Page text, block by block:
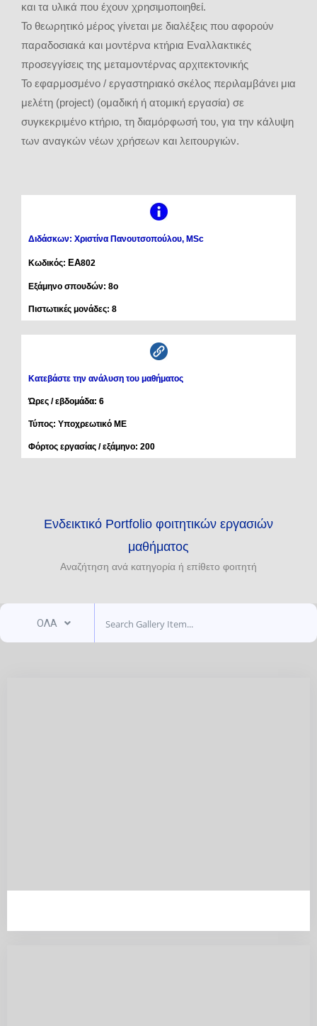
και τα υλικά που έχουν χρησιμοποιηθεί.
Το θεωρητικό μέρος γίνεται με διαλέξεις που αφορούν
παραδοσιακά και μοντέρνα κτήρια Εναλλακτικές
προσεγγίσεις της μεταμοντέρνας αρχιτεκτονικής
Το εφαρμοσμένο / εργαστηριακό σκέλος περιλαμβάνει μια
μελέτη (project) (ομαδική ή ατομική εργασία) σε
συγκεκριμένο κτήριο, τη διαμόρφωσή του, για την κάλυψη
των αναγκών νέων χρήσεων και λειτουργιών.
Διδάσκων: Χριστίνα Πανουτσοπούλου, MSc
Κωδικός: ΕΑ802
Εξάμηνο σπουδών: 8ο
Πιστωτικές μονάδες: 8
Κατεβάστε την ανάλυση του μαθήματος
Ώρες / εβδομάδα: 6
Τύπος: Υποχρεωτικό ΜE
Φόρτος εργασίας / εξάμηνο: 200
Ενδεικτικό Portfolio φοιτητικών εργασιών
μαθήματος
Αναζήτηση ανά κατηγορία ή επίθετο φοιτητή
ΟΛΑ